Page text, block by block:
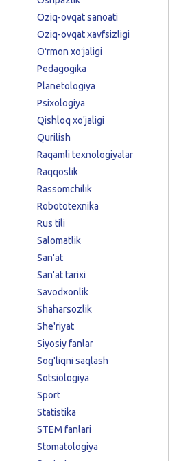
Oziq-ovqat sanoati
Oziq-ovqat xavfsizligi
Oʻrmon xoʻjaligi
Pedagogika
Planetologiya
Psixologiya
Qishloq xo'jaligi
Qurilish
Raqamli texnologiyalar
Raqqoslik
Rassomchilik
Robototexnika
Rus tili
Salomatlik
San'at
San'at tarixi
Savodxonlik
Shaharsozlik
She'riyat
Siyosiy fanlar
Sog'liqni saqlash
Sotsiologiya
Sport
Statistika
STEM fanlari
Stomatologiya